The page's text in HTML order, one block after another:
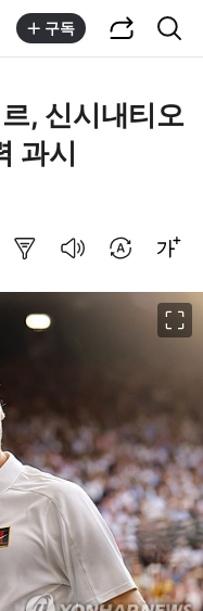
구독
, 신시내티오
과시